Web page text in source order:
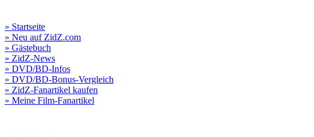
» Startseite
» Neu auf ZidZ.com
» Gästebuch
» ZidZ-News
» DVD/BD-Infos
» DVD/BD-Bonus-Vergleich
» ZidZ-Fanartikel kaufen
» Meine Film-Fanartikel